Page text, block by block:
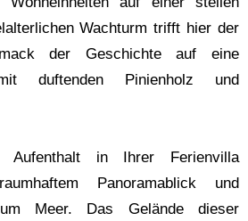
Wachturm trifft hier der
der Geschichte auf eine
duftenden Pinienholz und
Aufenthalt in Ihrer Ferienvilla
Panoramablick und
Meer. Das Gelände dieser